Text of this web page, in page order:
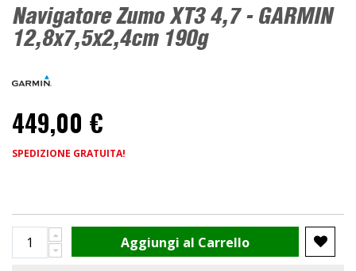
Navigatore Zumo XT3 4,7 - GARMIN
12,8x7,5x2,4cm 190g
449,00 €
SPEDIZIONE GRATUITA!
Aggiungi al Carrello